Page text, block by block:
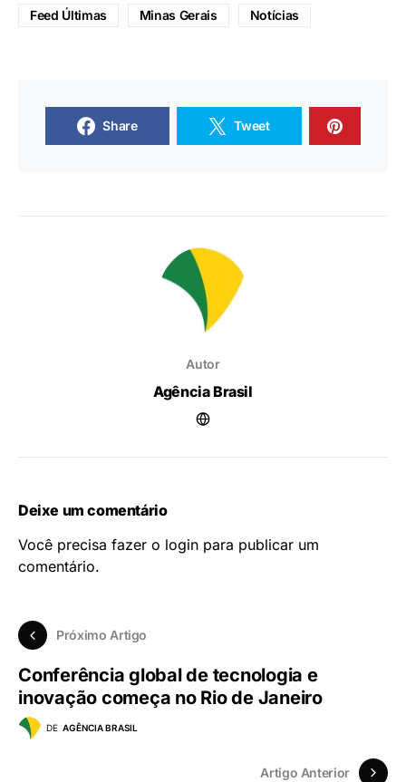
Feed Últimas Minas Gerais Notícias
Share Tweet
Autor
Agência Brasil
Deixe um comentário
Você precisa fazer o login para publicar um
comentário.
Próximo Artigo
Conferência global de tecnologia e
inovação começa no Rio de Janeiro
DE AGÊNCIA BRASIL
Artigo Anterior